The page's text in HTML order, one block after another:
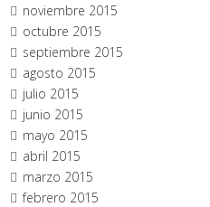
noviembre 2015
octubre 2015
septiembre 2015
agosto 2015
julio 2015
junio 2015
mayo 2015
abril 2015
marzo 2015
febrero 2015